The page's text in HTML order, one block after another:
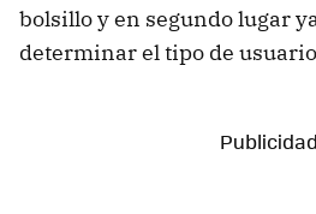
bolsillo y en segundo lugar
determinar el tipo de